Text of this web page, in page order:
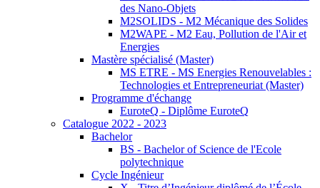
des Nano-Objets
M2SOLIDS - M2 Mécanique des Solides
M2WAPE - M2 Eau, Pollution de l'Air et
Energies
Mastère spécialisé (Master)
MS ETRE - MS Energies Renouvelables :
Technologies et Entrepreneuriat (Master)
Programme d'échange
EuroteQ - Diplôme EuroteQ
Catalogue 2022 - 2023
Bachelor
BS - Bachelor of Science de l'Ecole
polytechnique
Cycle Ingénieur